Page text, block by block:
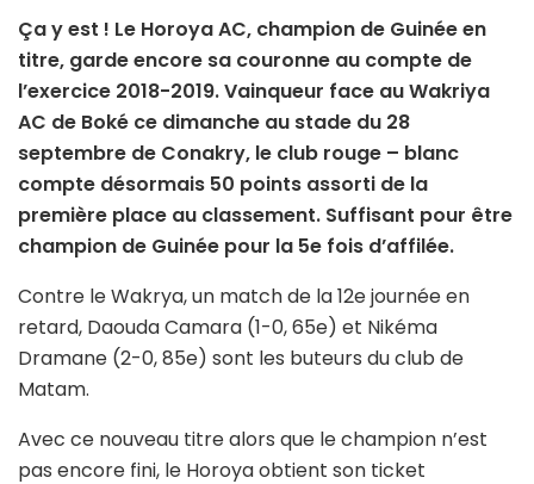
Ça y est ! Le Horoya AC, champion de Guinée en
titre, garde encore sa couronne au compte de
l’exercice 2018-2019. Vainqueur face au Wakriya
AC de Boké ce dimanche au stade du 28
septembre de Conakry, le club rouge – blanc
compte désormais 50 points assorti de la
première place au classement. Suffisant pour être
champion de Guinée pour la 5e fois d’affilée.
Contre le Wakrya, un match de la 12e journée en
retard, Daouda Camara (1-0, 65e) et Nikéma
Dramane (2-0, 85e) sont les buteurs du club de
Matam.
Avec ce nouveau titre alors que le champion n’est
pas encore fini, le Horoya obtient son ticket